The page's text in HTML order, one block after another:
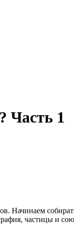
Часть 1
Начинаем
частицы и